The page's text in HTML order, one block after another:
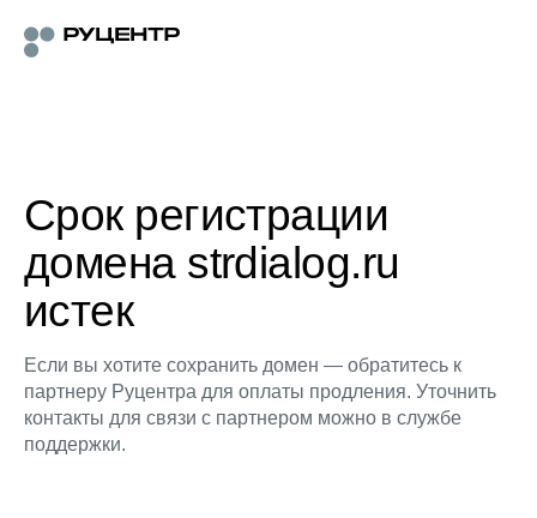
Срок регистрации
домена strdialog.ru
истек
Если вы хотите сохранить домен — обратитесь к
партнеру Руцентра для оплаты продления. Уточнить
контакты для связи с партнером можно в службе
поддержки.